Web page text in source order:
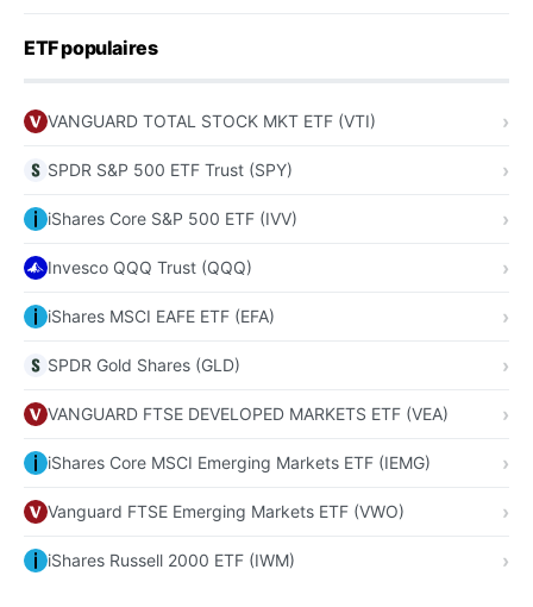
ETF populaires
VANGUARD TOTAL STOCK MKT ETF (VTI)
SPDR S&P 500 ETF Trust (SPY)
iShares Core S&P 500 ETF (IVV)
Invesco QQQ Trust (QQQ)
iShares MSCI EAFE ETF (EFA)
SPDR Gold Shares (GLD)
VANGUARD FTSE DEVELOPED MARKETS ETF (VEA)
iShares Core MSCI Emerging Markets ETF (IEMG)
Vanguard FTSE Emerging Markets ETF (VWO)
iShares Russell 2000 ETF (IWM)